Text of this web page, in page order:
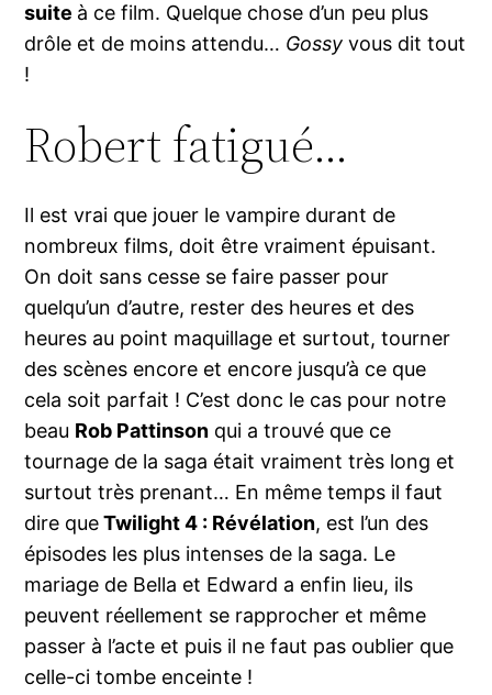
suite à ce film. Quelque chose d’un peu plus
drôle et de moins attendu… Gossy vous dit tout
!
Robert fatigué…
Il est vrai que jouer le vampire durant de
nombreux films, doit être vraiment épuisant.
On doit sans cesse se faire passer pour
quelqu’un d’autre, rester des heures et des
heures au point maquillage et surtout, tourner
des scènes encore et encore jusqu’à ce que
cela soit parfait ! C’est donc le cas pour notre
beau Rob Pattinson qui a trouvé que ce
tournage de la saga était vraiment très long et
surtout très prenant… En même temps il faut
dire queTwilight 4 : Révélation, est l’un des
épisodes les plus intenses de la saga. Le
mariage de Bella et Edward a enfin lieu, ils
peuvent réellement se rapprocher et même
passer à l’acte et puis il ne faut pas oublier que
celle-ci tombe enceinte !